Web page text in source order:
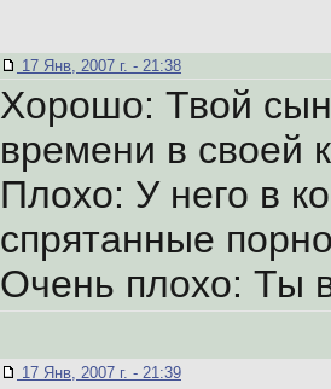
17 Янв, 2007 г. - 21:38
Хорошо: Твой
времени в своей
Плохо: У него в
спрятанные
Очень плохо: Ты
17 Янв, 2007 г. - 21:39